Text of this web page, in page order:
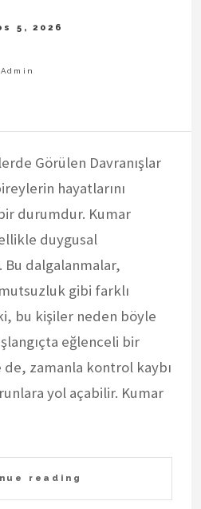
Görülen Davranışlar
hayatlarını
durumdur. Kumar
duygusal
Bu dalgalanmalar,
gibi farklı
bu kişiler neden böyle
eğlenceli bir
zamanla kontrol kaybı
yol açabilir. Kumar
reading